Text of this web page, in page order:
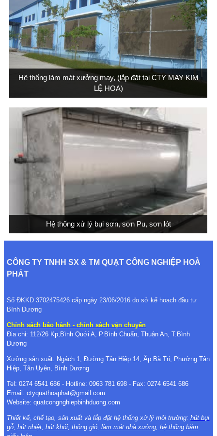
Hệ thống làm mát xưởng may, (lắp đặt tại CTY MAY KIM
LỆ HOA)
Hệ thống xử lý bụi sơn, sơn Pu, sơn lót
CÔNG TY TNHH SX & TM QUẠT CÔNG NGHIỆP HOÀ
PHÁT
Số ĐKKD 3702475426 cấp ngày 23/06/2016 do sở kế hoạch đầu tư
Bình Dương
Chính sách bảo hành - chính sách vận chuyển
Địa chỉ: 112/26 Kp,Bình Quới A, P.Bình Chuẩn, Thuận An, T.Bình
Dương
Xưởng sản xuất: Ngách 1, Đường Tân Hiệp 14, Ấp Bà Tri, Phường Tân
Hiệp, Tân Uyên, Bình Dương
Tel: 0274 6541 686 - Hotline: 0963 781 698 - Fax: 0274 6541 686
Email: ctyquathoaphat@gmail.com
Website: quatcongnghiepbinhduong.com
Thiết kế, chế tạo, sản xuất và lắp đặt hệ thống xử lý môi trường:hút bụi
gỗ ,hút nhiệt ,hút khói ,thông gió làm mát nhà xưởng ,hệ thống băm